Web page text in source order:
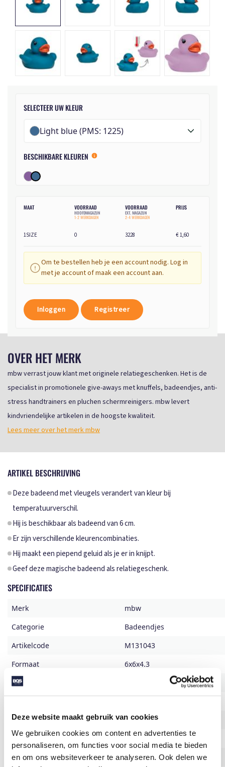
Deze website maakt gebruik van cookies
We gebruiken cookies om content en advertenties te
personaliseren, om functies voor social media te bieden
en om ons websiteverkeer te analyseren. Ook delen we
SELECTEER UW KLEUR
Light blue (PMS: 1225)
BESCHIKBARE KLEUREN
MAAT VOORRAAD
HOOFDMAGAZIJN
1-2 WERKDAGEN
VOORRAAD
EXT. MAGAZIJN
2-4 WERKDAGEN
PRIJS
1SIZE 0 3228 € 1,60
Om te bestellen heb je een account nodig. Log in
met je account of maak een account aan.
Inloggen Registreer
OVER HET MERK
mbw verrast jouw klant met originele relatiegeschenken. Het is de
specialist in promotionele give-aways met knuffels, badeendjes, anti-
stress handtrainers en pluchen schermreinigers. mbw levert
kindvriendelijke artikelen in de hoogste kwaliteit.
Lees meer over het merk mbw
ARTIKEL BESCHRIJVING
Deze badeend met vleugels verandert van kleur bij
temperatuurverschil.
Hij is beschikbaar als badeend van 6 cm.
Er zijn verschillende kleurencombinaties.
Hij maakt een piepend geluid als je er in knijpt.
Geef deze magische badeend als relatiegeschenk.
SPECIFICATIES
Merk
mbw
Categorie
Badeendjes
Artikelcode
M131043
Formaat
6x6x4.3
Gewicht
Aantal in binnenverpaking
150
Artikelen in omdoos
300
Land van herkomst
China